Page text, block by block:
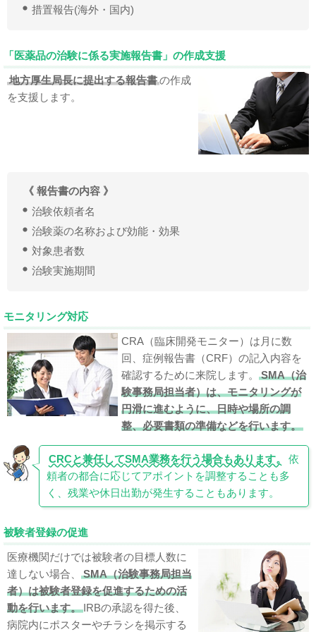
措置報告(海外・国内)
「医薬品の治験に係る実施報告書」の作成支援
地方厚生局長に提出する報告書の作成
を支援します。
《 報告書の内容 》
治験依頼者名
治験薬の名称および効能・効果
対象患者数
治験実施期間
モニタリング対応
CRA（臨床開発モニター）は月に数
回、症例報告書（CRF）の記入内容を
確認するために来院します。
SMA（治
験事務局担当者）は、モニタリングが
円滑に進むように、日時や場所の調
整、必要書類の準備などを行います。
CRCと兼任してSMA業務を行う場合もあります。
依
頼者の都合に応じてアポイントを調整することも多
く、残業や休日出勤が発生することもあります。
被験者登録の促進
医療機関だけでは被験者の目標人数に
達しない場合、
SMA（治験事務局担当
者）は被験者登録を促進するための活
動を行います。 IRBの承認を得た後、
病院内にポスターやチラシを掲示する